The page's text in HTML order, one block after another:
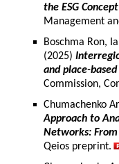
the ESG Concept
Management
Boschma Ron,
(2025)
and place-
Commission,
Chumachenko
Approach to
Networks:
Qeios preprint.